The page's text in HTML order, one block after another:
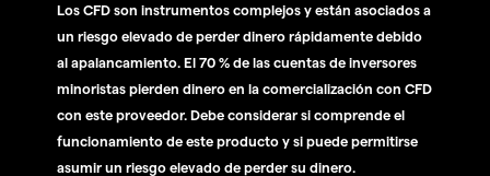
Los CFD son instrumentos complejos y están asociados a
un riesgo elevado de perder dinero rápidamente debido
al apalancamiento. El 70 % de las cuentas de inversores
minoristas pierden dinero en la comercialización con CFD
con este proveedor. Debe considerar si comprende el
funcionamiento de este producto y si puede permitirse
asumir un riesgo elevado de perder su dinero.